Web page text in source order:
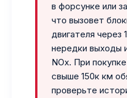
в форсунке или
что вызовет
двигателя через
нередки выходы
NOx. При
свыше 150к км
проверьте